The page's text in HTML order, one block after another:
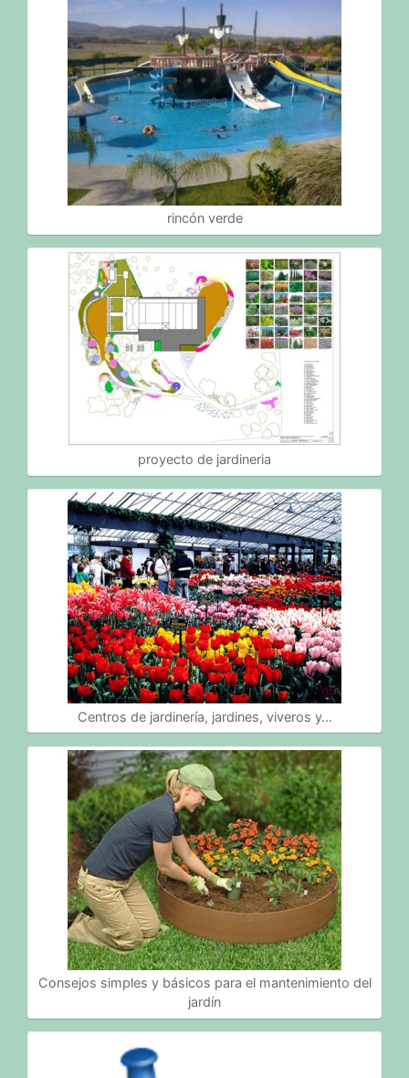
rincón verde
proyecto de jardineria
Centros de jardinería, jardines, viveros y…
Consejos simples y básicos para el mantenimiento del
jardín